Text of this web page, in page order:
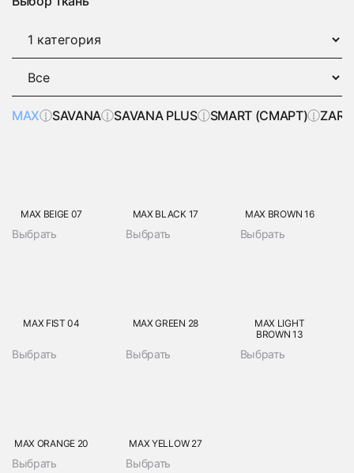
MAX SAVANA SAVANA PLUS SMART (СМАРТ) ZARA
MAX BEIGE 07
Выбрать
MAX BLACK 17
Выбрать
MAX BROWN 16
Выбрать
MAX FIST 04
Выбрать
MAX GREEN 28
Выбрать
MAX LIGHT
BROWN 13
Выбрать
MAX ORANGE 20
Выбрать
MAX YELLOW 27
Выбрать